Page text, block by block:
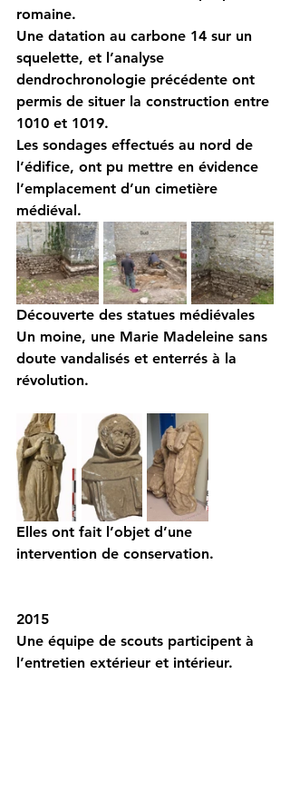
romaine.
Une datation au carbone 14 sur un
squelette, et l’analyse
dendrochronologie précédente ont
permis de situer la construction entre
1010 et 1019.
Les sondages effectués au nord de
l’édifice, ont pu mettre en évidence
l’emplacement d’un cimetière
médiéval.
Découverte des statues médiévales
Un moine, une Marie Madeleine sans
doute vandalisés et enterrés à la
révolution.
Elles ont fait l’objet d’une
intervention de conservation.
2015
Une équipe de scouts participent à
l’entretien extérieur et intérieur.